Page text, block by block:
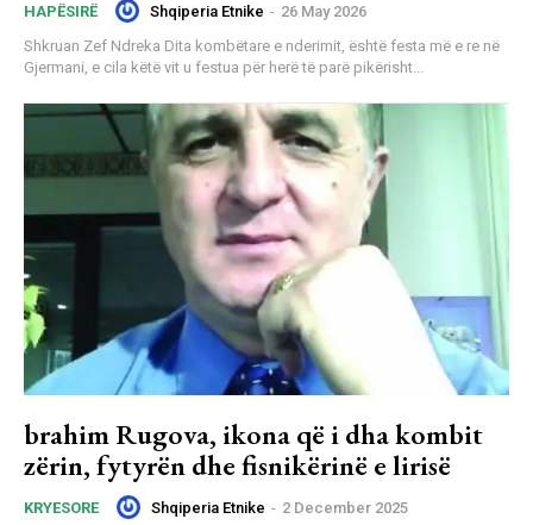
HAPËSIRË Shqiperia Etnike - 26 May 2026
Shkruan Zef Ndreka Dita kombëtare e nderimit, është festa më e re në
Gjermani, e cila këtë vit u festua për herë të parë pikërisht...
brahim Rugova, ikona që i dha kombit
zërin, fytyrën dhe fisnikërinë e lirisë
KRYESORE Shqiperia Etnike - 2 December 2025